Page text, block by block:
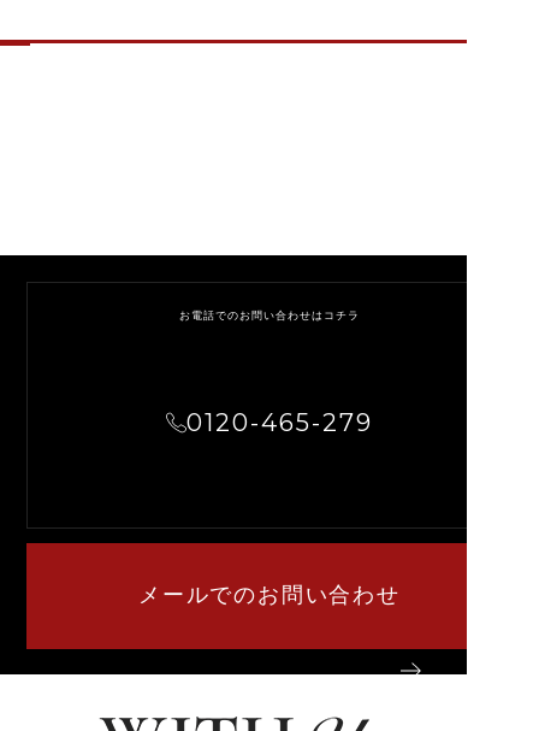
お電話でのお問い合わせはコチラ
0120-465-279
メールでのお問い合わせ